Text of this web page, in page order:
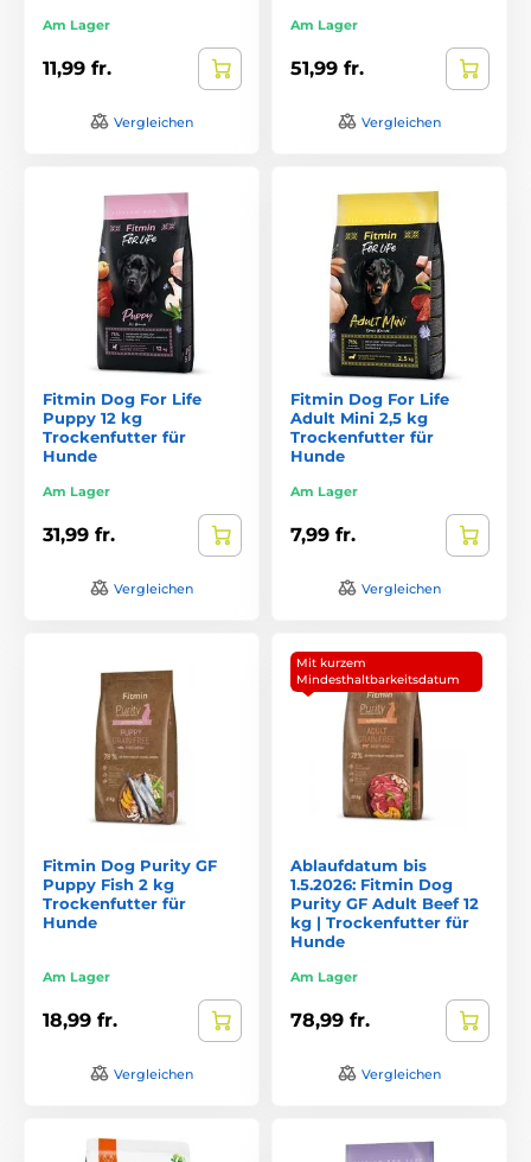
Am Lager
11,99 fr.
Vergleichen
Am Lager
51,99 fr.
Vergleichen
Fitmin Dog For Life
Puppy 12 kg
Trockenfutter für
Hunde
Am Lager
31,99 fr.
Vergleichen
Fitmin Dog For Life
Adult Mini 2,5 kg
Trockenfutter für
Hunde
Am Lager
7,99 fr.
Vergleichen
Fitmin Dog Purity GF
Puppy Fish 2 kg
Trockenfutter für
Hunde
Am Lager
18,99 fr.
Vergleichen
Mit kurzem
Mindesthaltbarkeitsdatum
Ablaufdatum bis
1.5.2026: Fitmin Dog
Purity GF Adult Beef 12
kg | Trockenfutter für
Hunde
Am Lager
78,99 fr.
Vergleichen